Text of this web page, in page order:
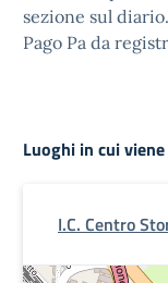
sezione sul
Pago Pa da
Luoghi in cui
I.C. Centro